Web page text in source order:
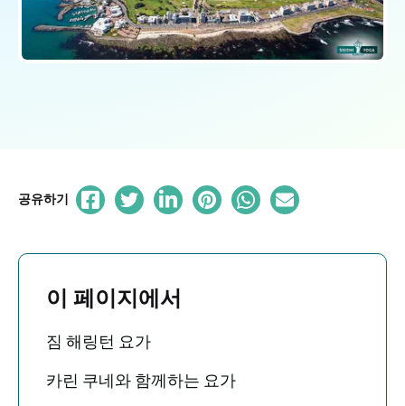
공유하기
이 페이지에서
짐 해링턴 요가
카린 쿠네와 함께하는 요가